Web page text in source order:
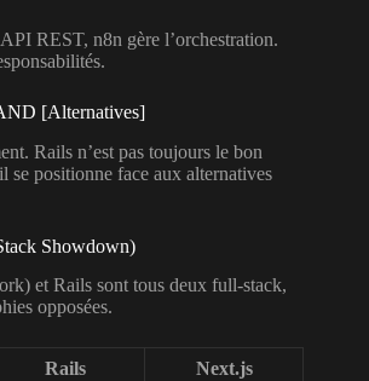
REST, n8n gère l’orchestration.
[Alternatives]
Rails n’est pas toujours le bon
positionne face aux alternatives
Showdown)
et Rails sont tous deux full-stack,
opposées.
Rails Next.js